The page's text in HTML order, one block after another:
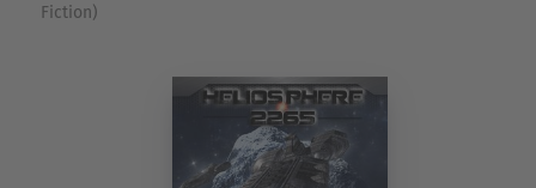
Fiction)